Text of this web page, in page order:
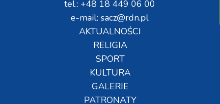
tel.: +48 18 449 06 00
e-mail: sacz@rdn.pl
AKTUALNOŚCI
RELIGIA
SPORT
KULTURA
GALERIE
PATRONATY